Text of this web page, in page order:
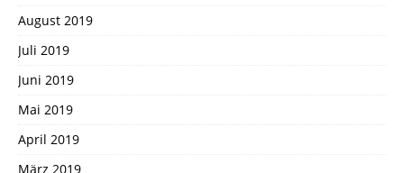
August 2019
Juli 2019
Juni 2019
Mai 2019
April 2019
März 2019